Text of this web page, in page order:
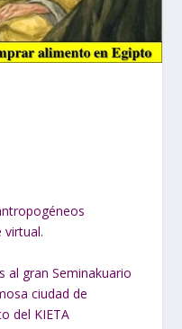
virtual.
al gran Seminakuario
ciudad de
del KIETA